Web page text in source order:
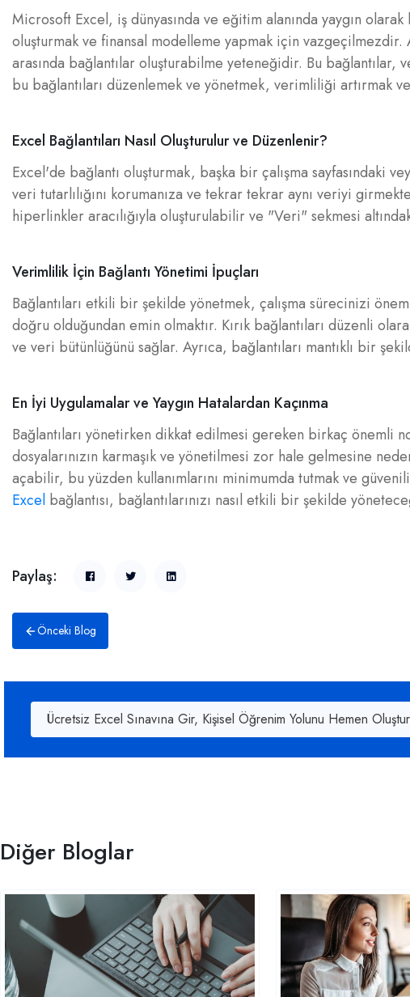
Microsoft Excel, iş dünyasında ve eğitim alanında yaygın
oluşturmak ve finansal modelleme yapmak için
arasında bağlantılar oluşturabilme yeteneğidir. Bu
bu bağlantıları düzenlemek ve yönetmek, verimliliği artırmak
Excel Bağlantıları Nasıl Oluşturulur ve Düzenlenir?
Excel'de bağlantı oluşturmak, başka bir çalışma sayfasındaki
veri tutarlılığını korumanıza ve tekrar tekrar aynı veriyi
hiperlinkler aracılığıyla oluşturulabilir ve "Veri" sekmesi
Verimlilik İçin Bağlantı Yönetimi İpuçları
Bağlantıları etkili bir şekilde yönetmek, çalışma sürecinizi
doğru olduğundan emin olmaktır. Kırık bağlantıları düzenli
ve veri bütünlüğünü sağlar. Ayrıca, bağlantıları mantıklı bir
En İyi Uygulamalar ve Yaygın Hatalardan Kaçınma
Bağlantıları yönetirken dikkat edilmesi gereken birkaç önemli
dosyalarınızın karmaşık ve yönetilmesi zor hale gelmesine
açabilir, bu yüzden kullanımlarını minimumda tutmak ve
Excel bağlantısı, bağlantılarınızı nasıl etkili bir şekilde
Paylaş:
Önceki Blog
Ücretsiz Excel Sınavına Gir, Kişisel Öğrenim Yolunu Hemen
Diğer Bloglar